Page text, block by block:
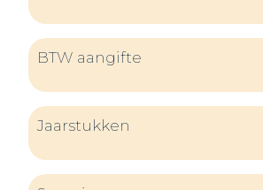
BTW aangifte
Jaarstukken